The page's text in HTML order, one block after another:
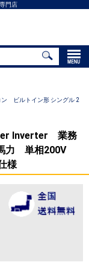
門店
ビルトイン形 シングル 2
Inverter 業務
力 単相200V
様